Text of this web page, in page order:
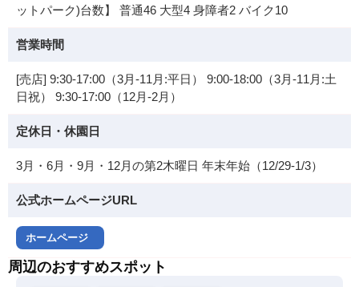
ットパーク)台数】 普通46 大型4 身障者2 バイク10
営業時間
[売店] 9:30-17:00（3月-11月:平日） 9:00-18:00（3月-11月:土
日祝） 9:30-17:00（12月-2月）
定休日・休園日
3月・6月・9月・12月の第2木曜日 年末年始（12/29-1/3）
公式ホームページURL
ホームページ
周辺のおすすめスポット